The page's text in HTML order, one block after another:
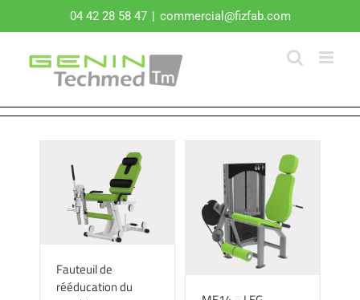
04 42 28 58 47 | commercial@fizfab.com
Fauteuil de
rééducation du